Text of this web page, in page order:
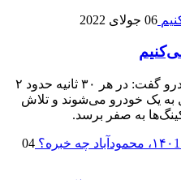
06 جولای 2022
­قائم مقام توسعه و تولید ایران خودرو گفت: در هر ۳۰ ثانیه حدود ۲
به یک خودرو می‌شوند و تلاش
به صفر برسد.
04